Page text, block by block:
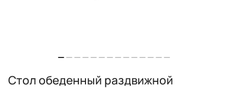
Стол обеденный раздвижной